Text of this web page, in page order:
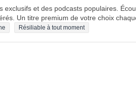
exclusifs et des podcasts populaires.
Un titre premium de votre choix
Résiliable à tout moment